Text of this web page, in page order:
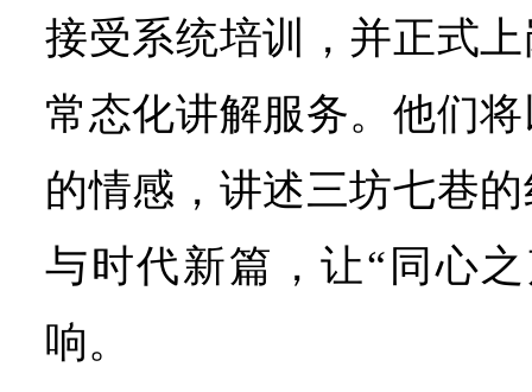
接受系统培训，并正式
常态化讲解服务。他们
的情感，讲述三坊七巷
与时代新篇，让“同心
响。